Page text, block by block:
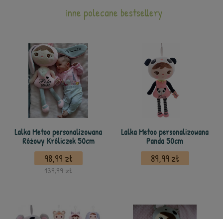
inne polecane bestsellery
Lalka Metoo personalizowana
Różowy Króliczek 50cm
98,99 zł
139,99 zł
Lalka Metoo personalizowana
Panda 50cm
89,99 zł